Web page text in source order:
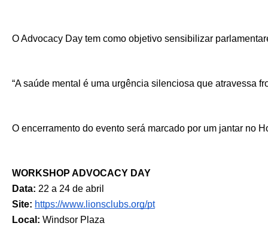
O Advocacy Day tem como objetivo sensibilizar
“A saúde mental é uma urgência silenciosa que atravessa
O encerramento do evento será marcado por um jantar no
WORKSHOP ADVOCACY DAY
Data: 22 a 24 de abril
Site: https://www.lionsclubs.org/pt
Local: Windsor Plaza